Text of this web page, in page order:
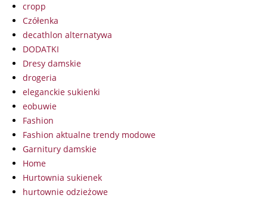
cropp
Czółenka
decathlon alternatywa
DODATKI
Dresy damskie
drogeria
eleganckie sukienki
eobuwie
Fashion
Fashion aktualne trendy modowe
Garnitury damskie
Home
Hurtownia sukienek
hurtownie odzieżowe